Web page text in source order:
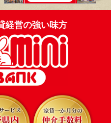
経営の強い味方